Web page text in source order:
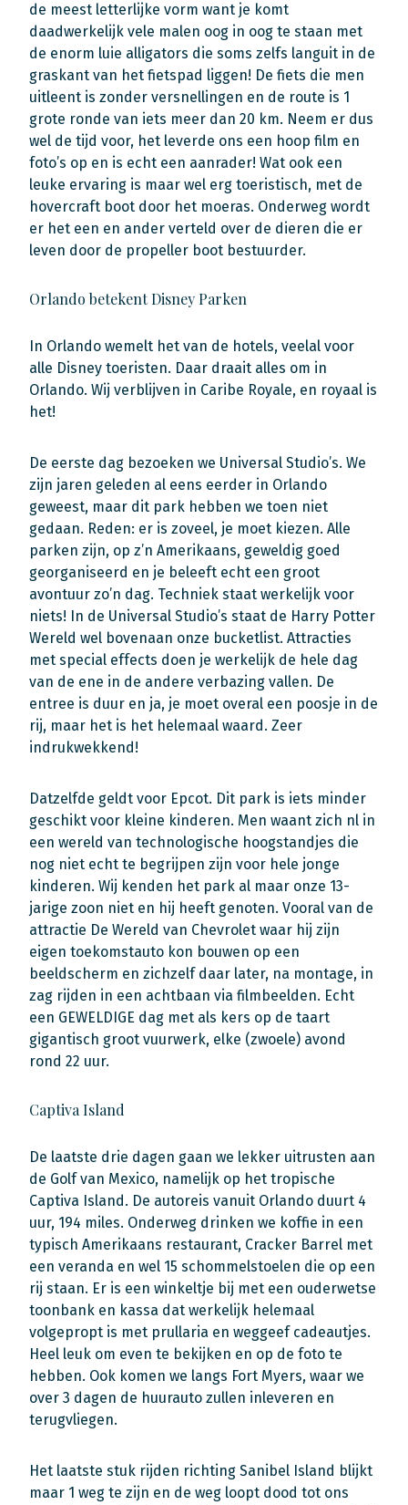
de meest letterlijke vorm want je komt
daadwerkelijk vele malen oog in oog te staan met
de enorm luie alligators die soms zelfs languit in de
graskant van het fietspad liggen! De fiets die men
uitleent is zonder versnellingen en de route is 1
grote ronde van iets meer dan 20 km. Neem er dus
wel de tijd voor, het leverde ons een hoop film en
foto’s op en is echt een aanrader! Wat ook een
leuke ervaring is maar wel erg toeristisch, met de
hovercraft boot door het moeras. Onderweg wordt
er het een en ander verteld over de dieren die er
leven door de propeller boot bestuurder.
Orlando betekent Disney Parken
In Orlando wemelt het van de hotels, veelal voor
alle Disney toeristen. Daar draait alles om in
Orlando. Wij verblijven in Caribe Royale, en royaal is
het!
De eerste dag bezoeken we Universal Studio’s. We
zijn jaren geleden al eens eerder in Orlando
geweest, maar dit park hebben we toen niet
gedaan. Reden: er is zoveel, je moet kiezen. Alle
parken zijn, op z’n Amerikaans, geweldig goed
georganiseerd en je beleeft echt een groot
avontuur zo’n dag. Techniek staat werkelijk voor
niets! In de Universal Studio’s staat de Harry Potter
Wereld wel bovenaan onze bucketlist. Attracties
met special effects doen je werkelijk de hele dag
van de ene in de andere verbazing vallen. De
entree is duur en ja, je moet overal een poosje in de
rij, maar het is het helemaal waard. Zeer
indrukwekkend!
Datzelfde geldt voor Epcot. Dit park is iets minder
geschikt voor kleine kinderen. Men waant zich nl in
een wereld van technologische hoogstandjes die
nog niet echt te begrijpen zijn voor hele jonge
kinderen. Wij kenden het park al maar onze 13-
jarige zoon niet en hij heeft genoten. Vooral van de
attractie De Wereld van Chevrolet waar hij zijn
eigen toekomstauto kon bouwen op een
beeldscherm en zichzelf daar later, na montage, in
zag rijden in een achtbaan via filmbeelden. Echt
een GEWELDIGE dag met als kers op de taart
gigantisch groot vuurwerk, elke (zwoele) avond
rond 22 uur.
Captiva Island
De laatste drie dagen gaan we lekker uitrusten aan
de Golf van Mexico, namelijk op het tropische
Captiva Island. De autoreis vanuit Orlando duurt 4
uur, 194 miles. Onderweg drinken we koffie in een
typisch Amerikaans restaurant, Cracker Barrel met
een veranda en wel 15 schommelstoelen die op een
rij staan. Er is een winkeltje bij met een ouderwetse
toonbank en kassa dat werkelijk helemaal
volgepropt is met prullaria en weggeef cadeautjes.
Heel leuk om even te bekijken en op de foto te
hebben. Ook komen we langs Fort Myers, waar we
over 3 dagen de huurauto zullen inleveren en
terugvliegen.
Het laatste stuk rijden richting Sanibel Island blijkt
maar 1 weg te zijn en de weg loopt dood tot ons